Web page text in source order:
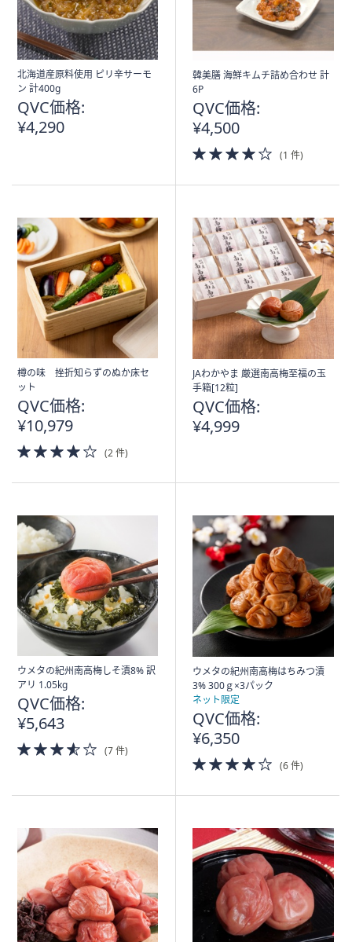
左
右
に
ス
ワ
イ
プ
で
き
ま
す。
北海道産原料使用 ピリ辛サーモ
ン 計400g
QVC価格:
¥4,290
韓美膳 海鮮キムチ詰め合わせ 計
6P
QVC価格:
¥4,500
4.0
of
(1 件)
樽の味 挫折知らずのぬか床セ
ット
QVC価格:
¥10,979
4.0
of
(2 件)
JAわかやま 厳選南高梅至福の玉
手箱[12粒]
QVC価格:
¥4,999
ウメタの紀州南高梅しそ漬8% 訳
アリ 1.05kg
QVC価格:
¥5,643
3.5
of
(7 件)
ウメタの紀州南高梅はちみつ漬
3% 300ｇ×3パック
ネット限定
QVC価格:
¥6,350
4.0
of
(6 件)